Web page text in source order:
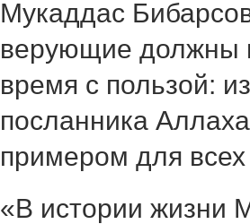
Мукаддас
верующие должны
время с пользой:
посланника
примером для
«В истории жизни